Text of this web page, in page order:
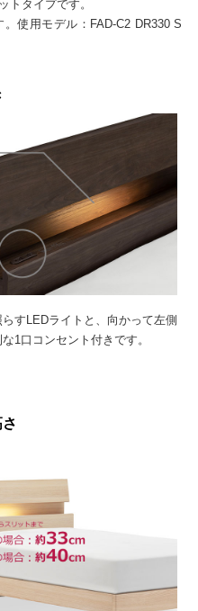
トタイプです。
使用モデル：FAD-C2 DR330 S
すLEDライトと、向かって左側
1口コンセント付きです。